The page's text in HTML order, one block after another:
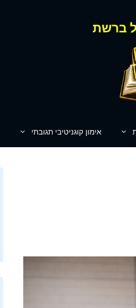
ברשת
אימון קוגניטיבי תגובתי